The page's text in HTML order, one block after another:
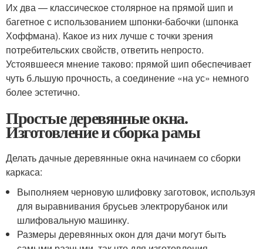
Их два — классическое столярное на прямой шип и
багетное с использованием шпонки-бабочки (шпонка
Хоффмана). Какое из них лучше с точки зрения
потребительских свойств, ответить непросто.
Устоявшееся мнение таково: прямой шип обеспечивает
чуть б.льшую прочность, а соединение «на ус» немного
более эстетично.
Простые деревянные окна.
Изготовление и сборка рамы
Делать дачные деревянные окна начинаем со сборки
каркаса:
Выполняем черновую шлифовку заготовок, используя
для выравнивания брусьев электрорубанок или
шлифовальную машинку.
Размеры деревянных окон для дачи могут быть